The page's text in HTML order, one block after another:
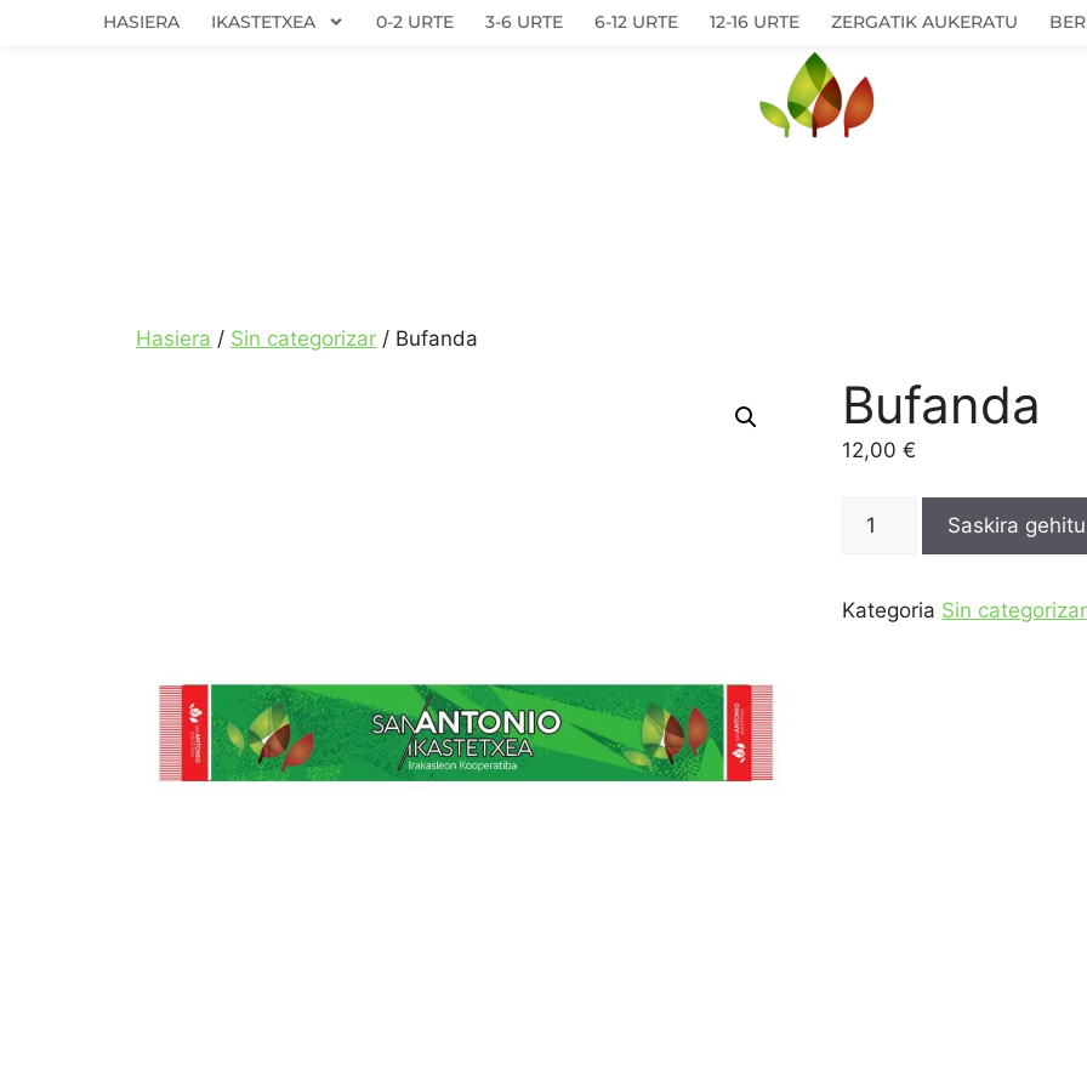
HASIERA IKASTETXEA 0-2 URTE 3-6 URTE 6-12 URTE 12-16 URTE ZERGATIK AUKERATU
Hasiera / Sin categorizar / Bufanda
Bufanda
12,00€
Saskira gehitu
Kategoria Sin categorizar